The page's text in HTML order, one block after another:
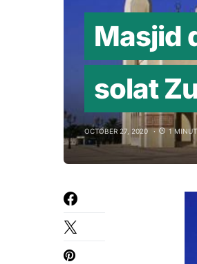
Masjid
solat
OCTOBER 27, 2020 1